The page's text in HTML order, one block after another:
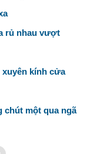
rủ nhau vượt
xuyên kính cửa
chút một qua ngã